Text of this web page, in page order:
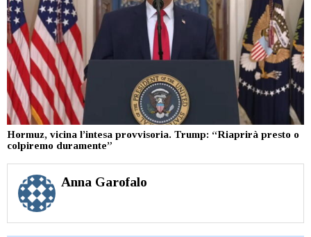
Hormuz, vicina l’intesa provvisoria. Trump: “Riaprirà presto o
colpiremo duramente”
Anna Garofalo